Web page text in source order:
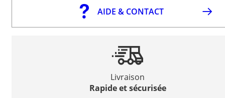
AIDE & CONTACT
Livraison
Rapide et sécurisée